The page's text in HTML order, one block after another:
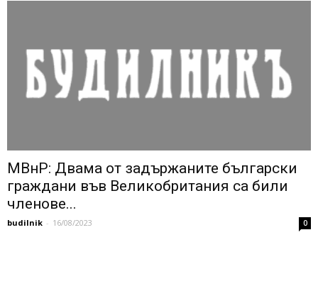
МВнР: Двама от задържаните български
граждани във Великобритания са били
членове...
budilnik - 16/08/2023 0